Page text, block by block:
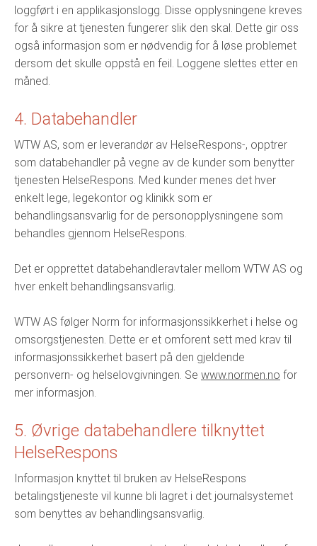
loggført i en applikasjonslogg. Disse opplysningene kreves
for å sikre at tjenesten fungerer slik den skal. Dette gir oss
også informasjon som er nødvendig for å løse problemet
dersom det skulle oppstå en feil. Loggene slettes etter en
måned.
4. Databehandler
WTW AS, som er leverandør av HelseRespons-, opptrer
som databehandler på vegne av de kunder som benytter
tjenesten HelseRespons. Med kunder menes det hver
enkelt lege, legekontor og klinikk som er
behandlingsansvarlig for de personopplysningene som
behandles gjennom HelseRespons.
Det er opprettet databehandleravtaler mellom WTW AS og
hver enkelt behandlingsansvarlig.
WTW AS følger Norm for informasjonssikkerhet i helse og
omsorgstjenesten. Dette er et omforent sett med krav til
informasjonssikkerhet basert på den gjeldende
personvern- og helselovgivningen. Se www.normen.no for
mer informasjon.
5. Øvrige databehandlere tilknyttet
HelseRespons
Informasjon knyttet til bruken av HelseRespons
betalingstjeneste vil kunne bli lagret i det journalsystemet
som benyttes av behandlingsansvarlig.